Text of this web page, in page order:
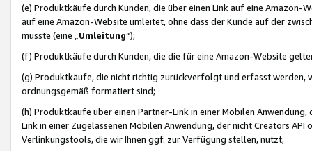
(e) Produktkäufe durch Kunden, die über einen Link auf eine
auf eine Amazon-Website umleitet, ohne dass der Kunde auf der
müsste (eine „ Umleitung“);
(f) Produktkäufe durch Kunden, die die für eine Amazon-Website
(g) Produktkäufe, die nicht richtig zurückverfolgt und erfasst werden,
ordnungsgemäß formatiert sind;
(h) Produktkäufe über einen Partner-Link in einer Mobilen
Link in einer Zugelassenen Mobilen Anwendung, der nicht Creators
Verlinkungstools, die wir Ihnen ggf. zur Verfügung stellen, nutzt;